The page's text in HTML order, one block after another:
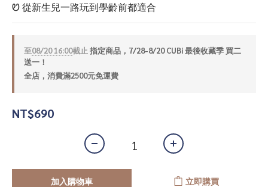
Ꮼ 從新生兒一路玩到學齡前都適合
至08/20 16:00截止 指定商品，7/28-8/20 CUBi 最後收藏季 買二
送一！
全店，消費滿2500元免運費
NT$690
加入購物車 立即購買